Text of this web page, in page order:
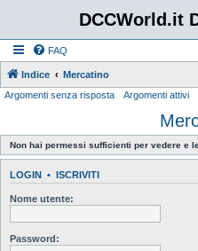
DCCWorld.it
FAQ
Indice Mercatino
Argomenti senza risposta Argomenti attivi
Non hai permessi sufficienti per vedere e
LOGIN • ISCRIVITI
Nome utente:
Password: